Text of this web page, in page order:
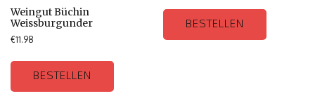
Weingut Büchin
Weissburgunder
€11.98
BESTELLEN
BESTELLEN